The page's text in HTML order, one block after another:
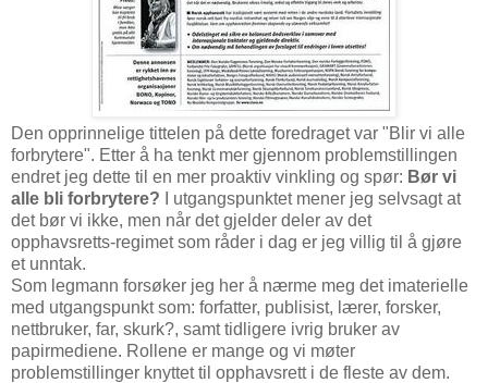
Den opprinnelige tittelen på dette foredraget var "Blir vi alle
forbrytere". Etter å ha tenkt mer gjennom problemstillingen
endret jeg dette til en mer proaktiv vinkling og spør: Bør vi
alle bli forbrytere? I utgangspunktet mener jeg selvsagt at
det bør vi ikke, men når det gjelder deler av det
opphavsretts-regimet som råder i dag er jeg villig til å gjøre
et unntak.
Som legmann forsøker jeg her å nærme meg det imaterielle
med utgangspunkt som: forfatter, publisist, lærer, forsker,
nettbruker, far, skurk?, samt tidligere ivrig bruker av
papirmediene. Rollene er mange og vi møter
problemstillinger knyttet til opphavsrett i de fleste av dem.